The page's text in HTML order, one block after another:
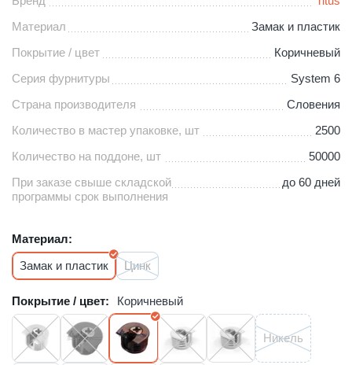
Материал
Замак и пластик
Покрытие / цвет
Коричневый
Серия фурнитуры
System 6
Страна производителя
Словения
Количество в мастер упаковке, шт
2500
Количество на поддоне, шт
50000
При заказе свыше складской
программы срок выполнения
до 60 дней
Материал:
Замак и пластик
Цинк
Покрытие / цвет: Коричневый
Никель